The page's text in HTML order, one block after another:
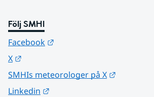
Följ SMHI
Facebook
X
SMHIs meteorologer på X
Linkedin